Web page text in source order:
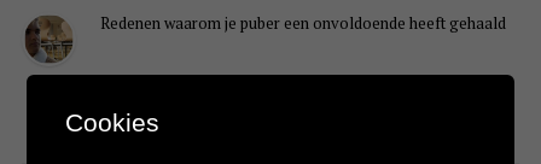
Redenen waarom je puber een onvoldoende heeft gehaald
Cookies